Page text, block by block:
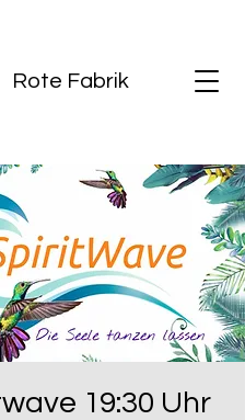
Rote Fabrik
19:30 Uhr